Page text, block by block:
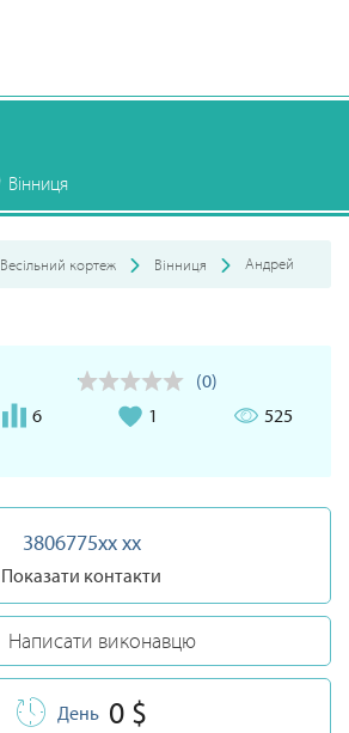
Вінниця
Весільний кортеж Вінниця Андрей
(0)
6
1 525
3806775xx xx
Показати контакти
Написати виконавцю
День 0 $